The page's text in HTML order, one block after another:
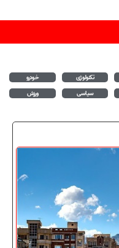
تکنولوژی
خودرو
سیاسی ورزش